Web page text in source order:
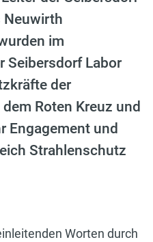
Neuwirth
im
Seibersdorf Labor
der
Roten Kreuz und
Engagement und
Strahlenschutz
Worten durch